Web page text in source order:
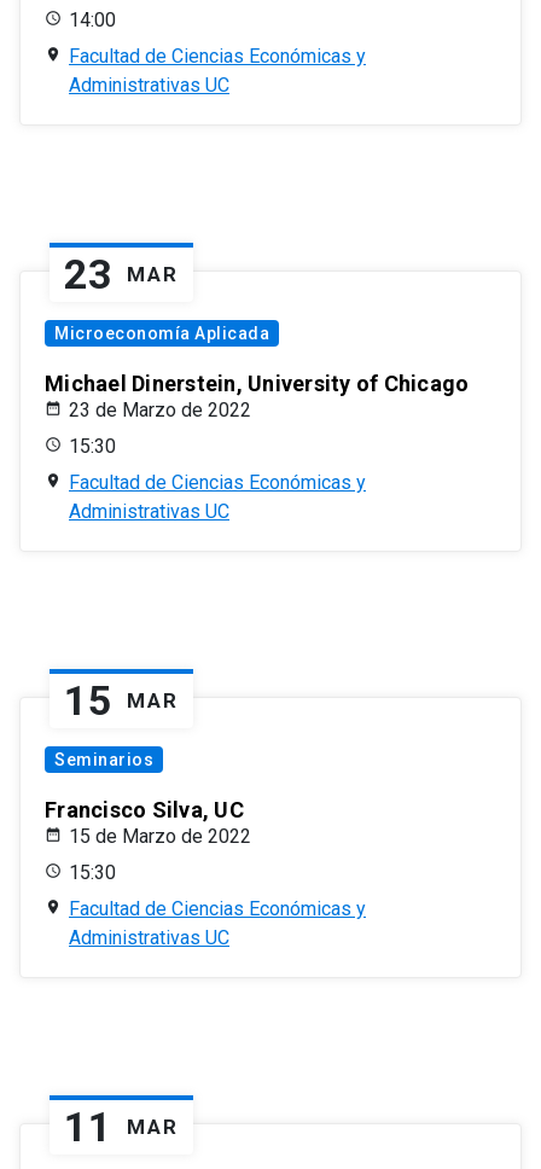
14:00
Facultad de Ciencias Económicas y
Administrativas UC
23 MAR
Microeconomía Aplicada
Michael Dinerstein, University of Chicago
23 de Marzo de 2022
15:30
Facultad de Ciencias Económicas y
Administrativas UC
15 MAR
Seminarios
Francisco Silva, UC
15 de Marzo de 2022
15:30
Facultad de Ciencias Económicas y
Administrativas UC
11 MAR